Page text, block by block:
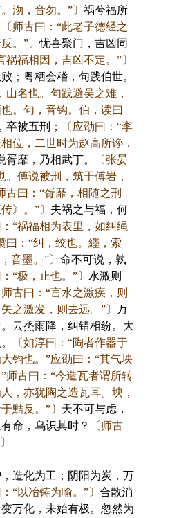
沕，音勿。”〕 祸兮福所
〔师古曰：“此老子德经之
。”〕忧喜聚门，吉凶同
祸福相因，吉凶不定。”〕
；粤栖会稽，句践伯世。
山名也。句践避吴之难，
。句，音钩。伯，读曰
卒被五刑；
〔应劭曰：“李
位，二世时为赵高所谗，
胥靡，乃相武丁。
〔张晏
。傅说被刑，筑于傅岩，
古曰：“胥靡，相随之刑
》。”〕 夫祸之与福，何
：“祸福相为表里，如纠绳
曰：“纠，绞也。纆，索
音墨。”〕 命不可说，孰
“极，止也。”〕 水激则
师古曰：“言水之激疾，则
之激发，则去远。”〕 万
云烝雨降，纠错相纷。大
〔如淳曰：“陶者作器于
钧也。”应劭曰：“其气坱
师古曰：“今造瓦者谓所转
，亦犹陶之造瓦耳。坱，
黠反。”〕 天不可与虑，
命，乌识其时？
〔师古
化为工；阴阳为炭，万
“以冶铸为喻。”〕 合散消
万化，未始有极。忽然为